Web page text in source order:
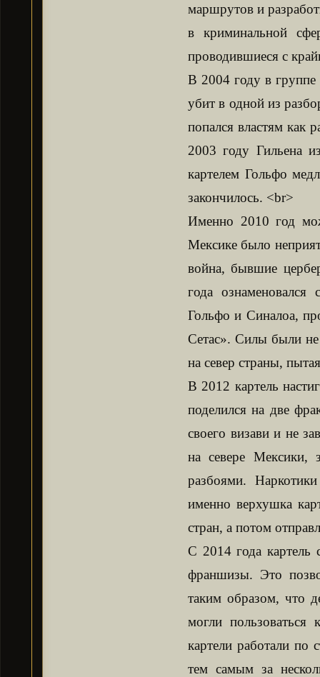
маршрутов и
в криминальной
проводившиеся с
В 2004 году в группе
убит в одной из
попался властям как
2003 году Гильена
картелем Гольфо
закончилось. <br>
Именно 2010 год
Мексике было
война, бывшие
года
Гольфо и Синалоа,
Сетас». Силы были не
на север страны,
В 2012 картель
поделился на две
своего визави и не
на севере Мексики,
разбоями.
именно верхушка
стран, а потом
С 2014 года картель
франшизы. Это
таким образом, что
могли
картели работали по
тем самым за